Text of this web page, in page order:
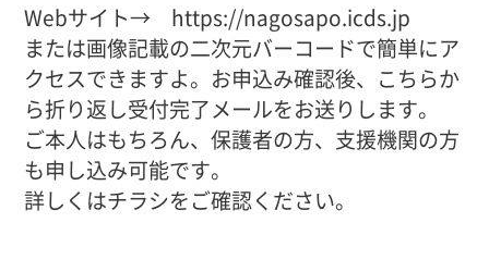
Webサイト→ https://nagosapo.icds.jp
または画像記載の二次元バーコードで簡単にア
クセスできますよ。お申込み確認後、こちらか
ら折り返し受付完了メールをお送りします。
ご本人はもちろん、保護者の方、支援機関の方
も申し込み可能です。
詳しくはチラシをご確認ください。